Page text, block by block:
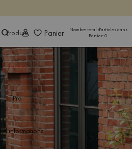
Produits
Soldes
Pro
d'informations
Panier
Nombre total d'articles dans
Panier:0